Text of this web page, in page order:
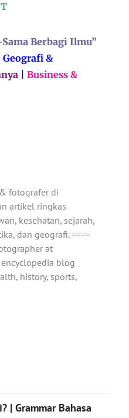
Berbagi Ilmu”
Geografi &
Business &
fotografer di
artikel ringkas
kesehatan, sejarah,
dan geografi. ====
at
blog
history, sports,
| Grammar Bahasa